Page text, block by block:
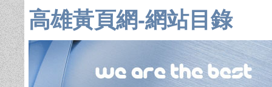
高雄黃頁網-網站目錄